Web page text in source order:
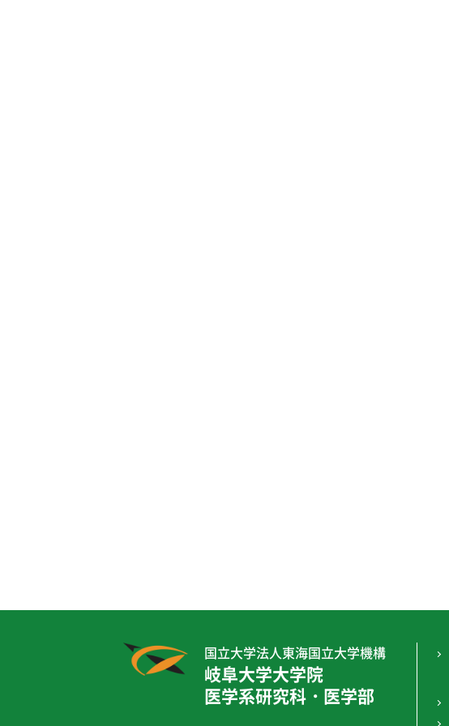
国立大学法人東海国立大学機構
岐阜大学大学院
医学系研究科・医学部